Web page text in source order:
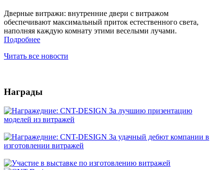
Дверные витражи: внутренние двери с витражом
обеспечивают максимальный приток естественного света,
наполняя каждую комнату этими веселыми лучами.
Подробнее
Читать все новости
Награды